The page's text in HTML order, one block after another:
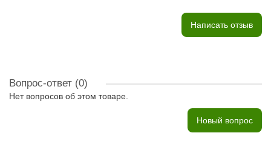
Написать отзыв
Вопрос-ответ (0)
Нет вопросов об этом товаре.
Новый вопрос